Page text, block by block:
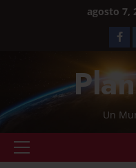
agosto 7,
Un